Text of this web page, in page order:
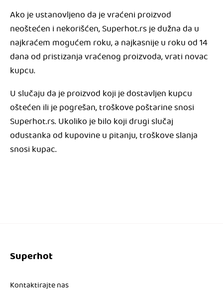
Ako je ustanovljeno da je vraćeni proizvod
neoštećen i nekorišćen, Superhot.rs je dužna da u
najkraćem mogućem roku, a najkasnije u roku od 14
dana od pristizanja vraćenog proizvoda, vrati novac
kupcu.
U slučaju da je proizvod koji je dostavljen kupcu
oštećen ili je pogrešan, troškove poštarine snosi
Superhot.rs. Ukoliko je bilo koji drugi slučaj
odustanka od kupovine u pitanju, troškove slanja
snosi kupac.
Superhot
Kontaktirajte nas